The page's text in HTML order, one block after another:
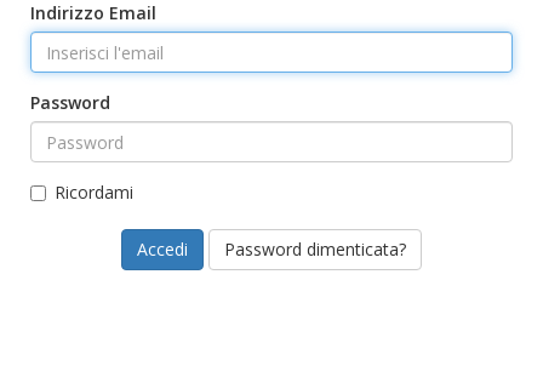
Indirizzo Email
Password
Ricordami
Password dimenticata?